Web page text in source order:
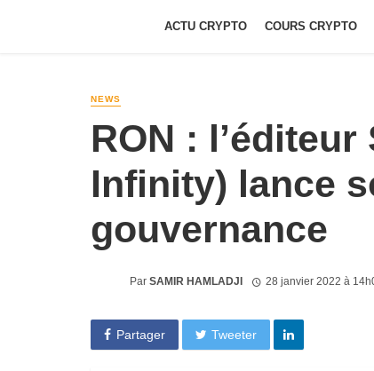
ACTU CRYPTO COURS CRYPTO
NEWS
RON :
Infinity) lance
gouvernance
Par SAMIR HAMLADJI 28 janvier 2022 à
Partager Tweeter